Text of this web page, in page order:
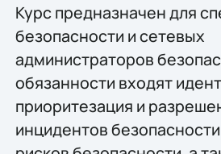
Курс предназначен для
безопасности и сетевых
администраторов
обязанности входят
приоритезация и
инцидентов